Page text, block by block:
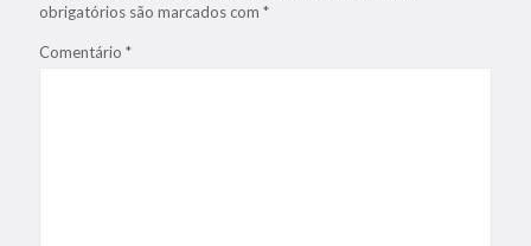
obrigatórios são marcados com *
Comentário *